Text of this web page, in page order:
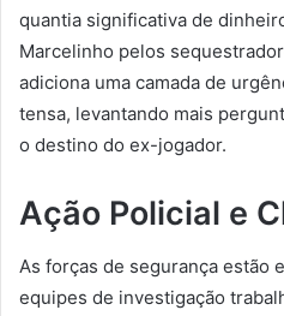
quantia significativa de
Marcelinho pelos
adiciona uma camada de
tensa, levantando mais
o destino do ex-jogador.
Ação Policial e
As forças de segurança estão
equipes de investigação